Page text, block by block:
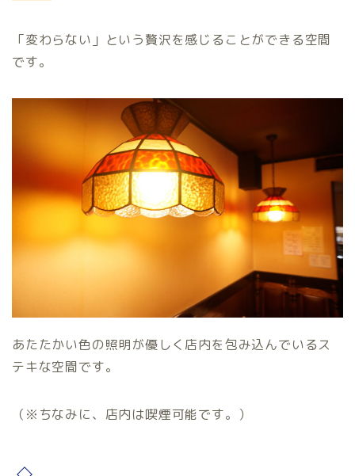
「変わらない」という贅沢を感じることができる空間
です。
あたたかい色の照明が優しく店内を包み込んでいるス
テキな空間です。
（※ちなみに、店内は喫煙可能です。）